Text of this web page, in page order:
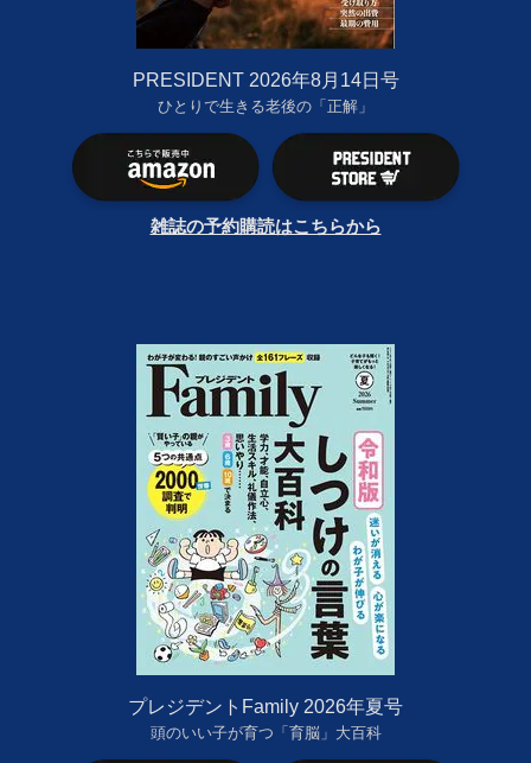
PRESIDENT 2026年8月14日号
ひとりで生きる老後の「正解」
雑誌の予約購読はこちらから
プレジデントFamily 2026年夏号
頭のいい子が育つ「育脳」大百科